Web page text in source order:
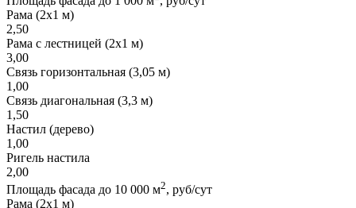
Рама (2х1 м)
2,50
Рама с лестницей (2х1 м)
3,00
Связь горизонтальная (3,05 м)
1,00
Связь диагональная (3,3 м)
1,50
Настил (дерево)
1,00
Ригель настила
2,00
Площадь фасада до 10 000 м2, руб/сут
Рама (2х1 м)